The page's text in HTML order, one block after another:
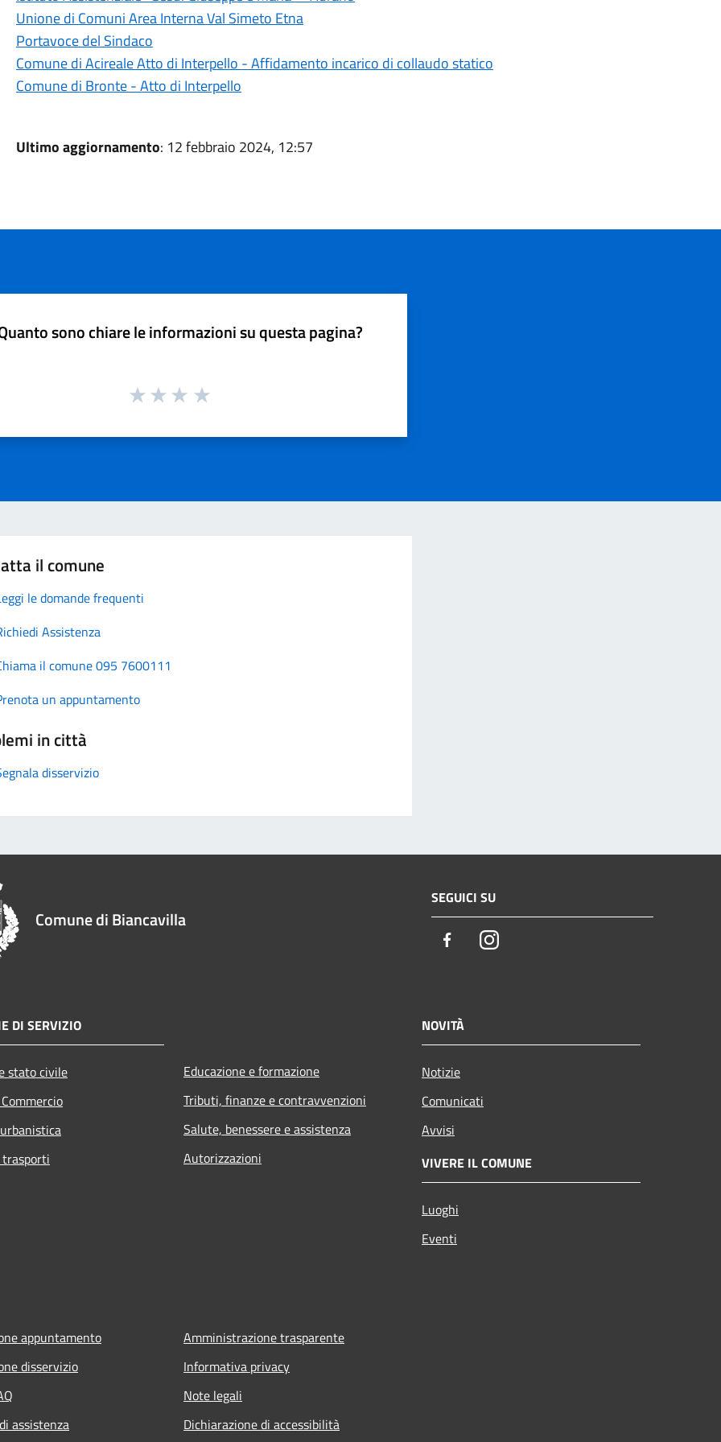
Unione di Comuni Area Interna Val Simeto Etna
Portavoce del Sindaco
Comune di Acireale Atto di Interpello - Affidamento incarico di collaudo statico
Comune di Bronte - Atto di Interpello
Ultimo aggiornamento: 12 febbraio 2024, 12:57
sono chiare le informazioni su questa pagina?
il comune
le domande frequenti
Assistenza
il comune 095 7600111
un appuntamento
in città
disservizio
Comune di Biancavilla
SEGUICI SU
FacebookInstagram
DI SERVIZIO
stato civile
Educazione e formazione
Tributi, finanze e contravvenzioni
Salute, benessere e assistenza
Autorizzazioni
NOVITÀ
Notizie
Comunicati
Avvisi
VIVERE IL COMUNE
Luoghi
Eventi
appuntamento
disservizio
assistenza
Amministrazione trasparente
Informativa privacy
Note legali
Dichiarazione di accessibilità